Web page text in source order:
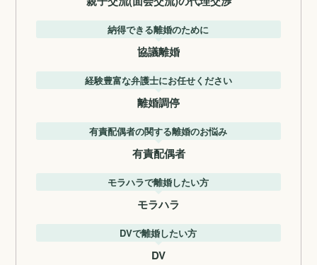
納得できる離婚のために
協議離婚
経験豊富な弁護士にお任せください
離婚調停
有責配偶者の関する離婚のお悩み
有責配偶者
モラハラで離婚したい方
モラハラ
DVで離婚したい方
DV